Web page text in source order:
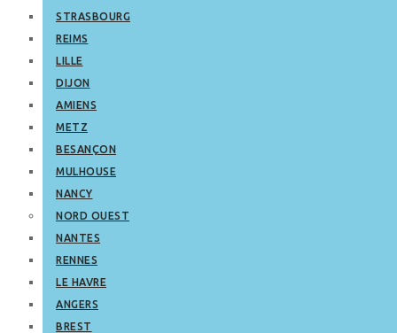
STRASBOURG
REIMS
LILLE
DIJON
AMIENS
METZ
BESANÇON
MULHOUSE
NANCY
NORD OUEST
NANTES
RENNES
LE HAVRE
ANGERS
BREST